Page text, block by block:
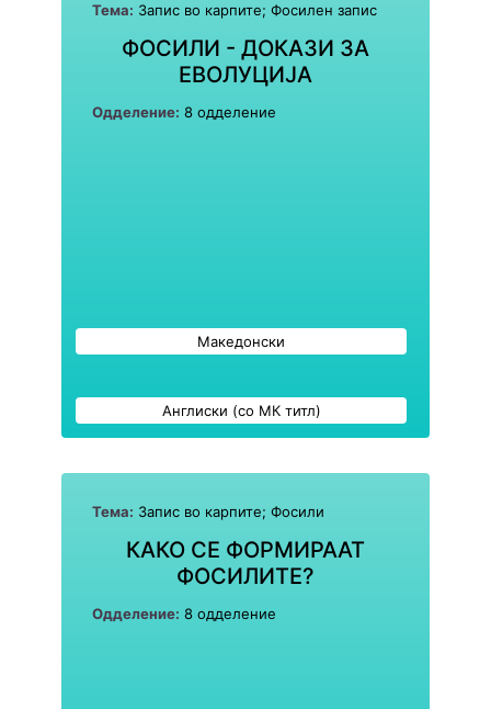
Тема: Запис во карпите; Фосилен запис
ФОСИЛИ - ДОКАЗИ ЗА
ЕВОЛУЦИЈА
Одделение: 8 одделение
Англиски (со МК титл)
Македонски
Тема: Запис во карпите; Фосили
КАКО СЕ ФОРМИРААТ
ФОСИЛИТЕ?
Одделение: 8 одделение